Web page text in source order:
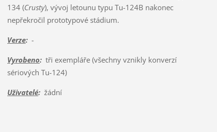
134 (Crusty), vývoj letounu typu Tu-124B nakonec
nepřekročil prototypové stádium.
Verze:-
Vyrobeno:tři exempláře (všechny vznikly konverzí
sériových Tu-124)
Uživatelé:žádní